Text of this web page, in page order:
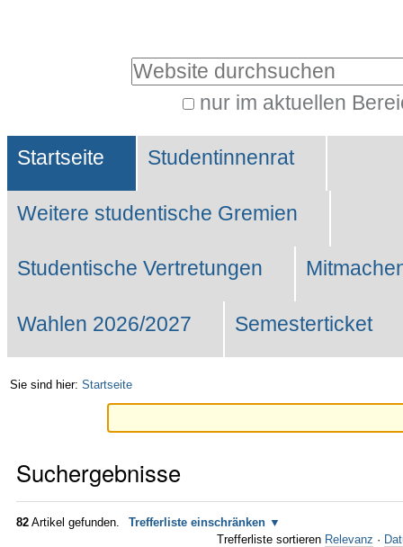
Website durchsuchen
nur im aktuellen
Suche…
Sektionen
Startseite Studentinnenrat
Weitere studentische Gremien
Studentische Vertretungen
Wahlen 2026/2027 Semesterticket
Sie sind hier: Startseite
Suchergebnisse
82 Artikel gefunden.
Trefferliste einschränken
Trefferliste sortieren Relevanz ·